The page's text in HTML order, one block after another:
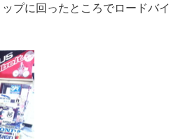
プに回ったところでロードバ